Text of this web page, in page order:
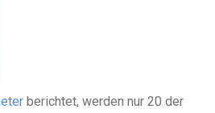
berichtet, werden nur 20 der